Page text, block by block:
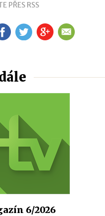
PŘES RSS
FB TW GP EM
6/2026